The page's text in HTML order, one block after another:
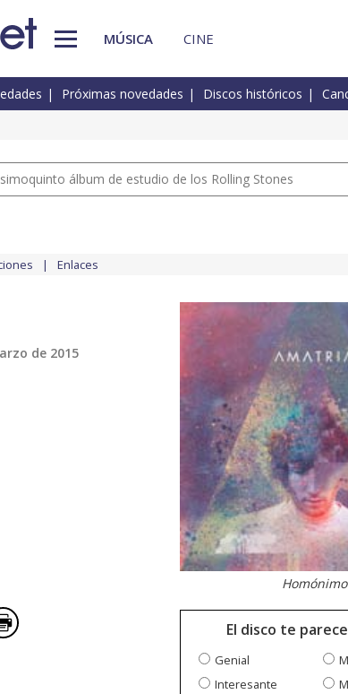
MÚSICA CINE
Próximas novedades Discos históricos
álbum de estudio de los Rolling Stones
Enlaces
de 2015
Homónimo
El disco te
Genial
Interesante